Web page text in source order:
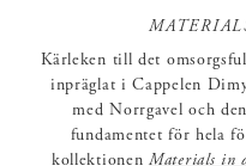
Kärleken till det
inpräglat i Cappelen
med Norrgavel och
fundamentet för hela
kollektionenMaterials in